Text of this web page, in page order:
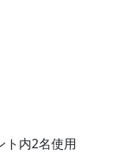
ト内2名使用